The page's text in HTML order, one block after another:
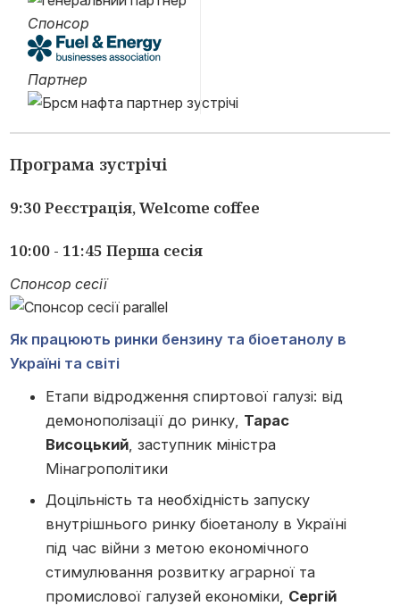
Спонсор
Партнер
Програма зустрічі
9:30 Реєстрація, Welcome coffee
10:00 - 11:45 Перша сесія
Спонсор сесії
Як працюють ринки бензину та біоетанолу в
Україні та світі
Етапи відродження спиртової галузі: від
демонополізації до ринку, Тарас
Висоцький , заступник міністра
Мінагрополітики
Доцільність та необхідність запуску
внутрішнього ринку біоетанолу в Україні
під час війни з метою економічного
стимулювання розвитку аграрної та
промислової галузей економіки, Сергій